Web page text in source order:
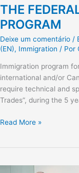
THE
PROGRAM
Deixe um comentário /
(EN), Immigration / Por
Immigration program
international and/or
require technical and
Trades”, during the 5
Read More »